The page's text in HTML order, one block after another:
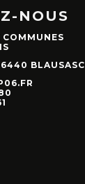
NOUS
BLAUSASC